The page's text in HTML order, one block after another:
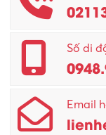
Số di
Email